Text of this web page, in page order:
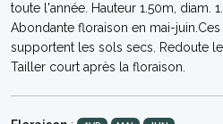
toute l'année. Hauteur 1.50m, diam.
Abondante floraison en mai-
supportent les sols secs. Redoute
Tailler court après la floraison.